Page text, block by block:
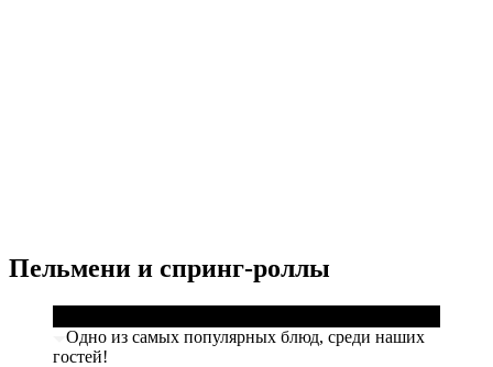
Пельмени и спринг-роллы
Одно из самых популярных блюд, среди наших
гостей!